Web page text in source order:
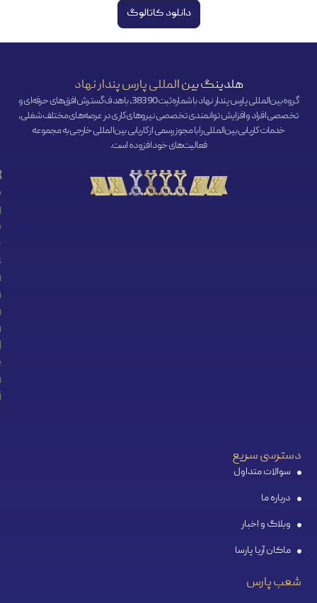
دانلود کاتالوگ
هلدینگ بین المللی پارس پندار نهاد
گروه بین‌المللی پارس پندار نهاد با شماره ثبت 38390، با هدف گسترش افق‌‌های حرفه‌ای و
تخصصی افراد و افزایش توانمندی تخصصی نیروهای کاری در عرصه‌های مختلف شغلی،
خدمات کاریابی بین‌المللی را با مجوز رسمی از کاریابی بین‌المللی خارجی به مجموعه
فعالیت‌های خود افزوده است.
دسترسی سریع
سوالات متداول
درباره ما
وبلاگ و اخبار
ماکان آریا پارسا
شعب پارس